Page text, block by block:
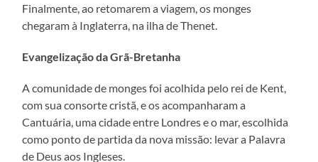
Finalmente, ao retomarem a viagem, os monges
chegaram à Inglaterra, na ilha de Thenet.
Evangelização da Grã-Bretanha
A comunidade de monges foi acolhida pelo rei de Kent,
com sua consorte cristã, e os acompanharam a
Cantuária, uma cidade entre Londres e o mar, escolhida
como ponto de partida da nova missão: levar a Palavra
de Deus aos Ingleses.